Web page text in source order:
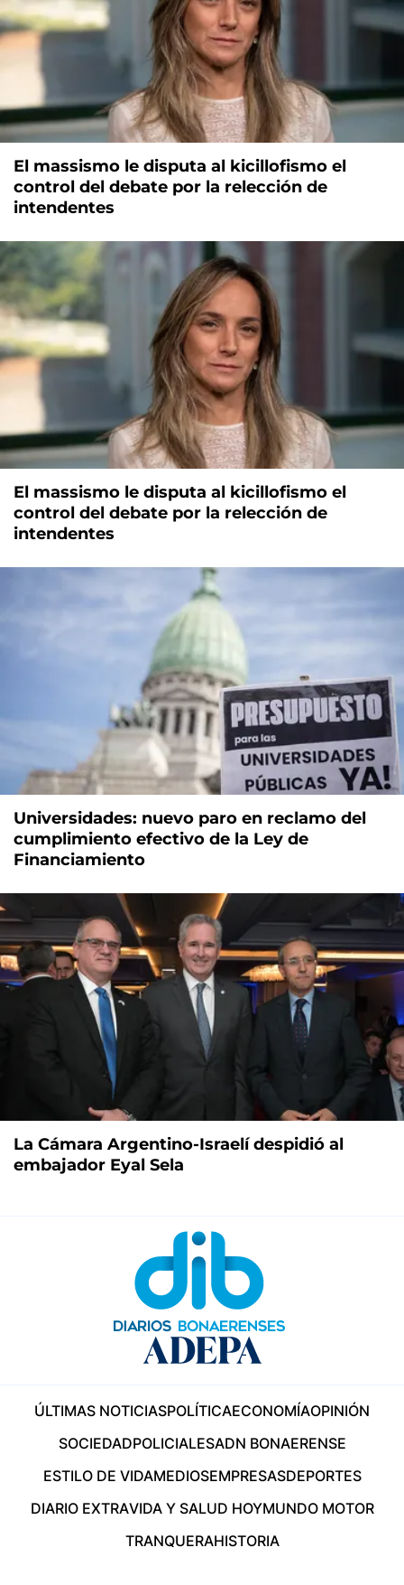
El massismo le disputa al kicillofismo el
control del debate por la relección de
intendentes
El massismo le disputa al kicillofismo el
control del debate por la relección de
intendentes
Universidades: nuevo paro en reclamo del
cumplimiento efectivo de la Ley de
Financiamiento
La Cámara Argentino-Israelí despidió al
embajador Eyal Sela
ÚLTIMAS NOTICIASPOLÍTICAECONOMÍAOPINIÓN
SOCIEDADPOLICIALESADN BONAERENSE
ESTILO DE VIDAMEDIOSEMPRESASDEPORTES
DIARIO EXTRAVIDA Y SALUD HOYMUNDO MOTOR
TRANQUERAHISTORIA